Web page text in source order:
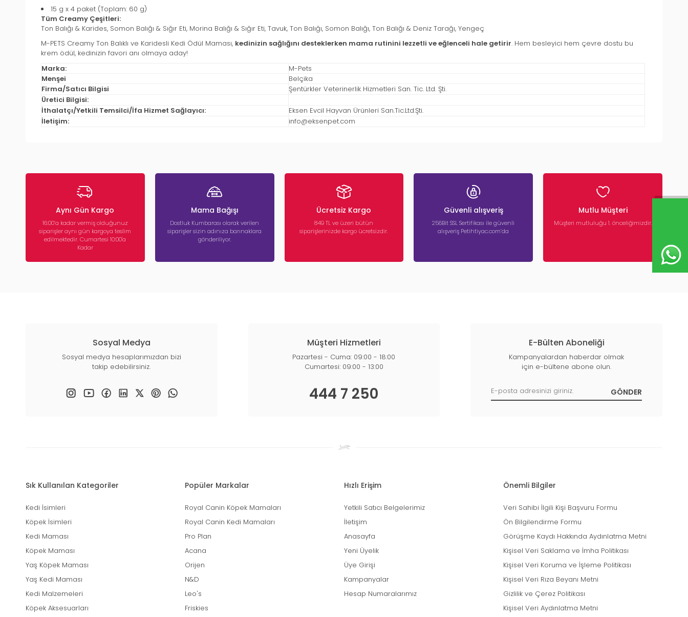
15 g x 4 paket (Toplam: 60 g)
Tüm Creamy Çeşitleri:
Ton Balığı & Karides, Somon Balığı & Sığır Eti, Morina Balığı & Sığır Eti, Tavuk, Ton Balığı, Somon Balığı, Ton Balığı & Deniz Tarağı, Yengeç
M-PETS Creamy Ton Balıklı ve Karidesli Kedi Ödül Maması, kedinizin sağlığını desteklerken mama rutinini lezzetli ve eğlenceli hale getirir. Hem besleyici hem çevre dostu bu
krem ödül, kedinizin favori anı olmaya aday!
Marka:
M-Pets
Menşei
Belçika
Firma/Satıcı Bilgisi
Şentürkler Veterinerlik Hizmetleri San. Tic. Ltd. Şti.
Üretici Bilgisi:
İthalatçı/Yetkili Temsilci/İfa Hizmet Sağlayıcı:
Eksen Evcil Hayvan Ürünleri San.Tic.Ltd.Şti.
İletişim:
info@eksenpet.com
Aynı Gün Kargo
16:00’a kadar vermiş olduğunuz
siparişler aynı gün kargoya teslim
edilmektedir. Cumartesi 10:00'a
Kadar
Mama Bağışı
Dostluk Kumbarası olarak verilen
siparişler sizin adınıza barınaklara
gönderiliyor.
Ücretsiz Kargo
849 TL ve üzeri bütün
siparişlerinizde kargo ücretsizdir.
Güvenli alışveriş
256Bit SSL Sertifikası ile güvenli
alışveriş Petihtiyac.com’da
Mutlu Müşteri
Müşteri mutluluğu 1. önceliğimizdir.
Sosyal Medya
Sosyal medya hesaplarımızdan bizi
takip edebilirsiniz.
Müşteri Hizmetleri
Pazartesi - Cuma: 09:00 - 18:00
Cumartesi: 09:00 - 13:00
444 7 250
E-Bülten Aboneliği
Kampanyalardan haberdar olmak
için e-bültene abone olun.
Sık Kullanılan Kategoriler
Kedi İsimleri
Köpek İsimleri
Kedi Maması
Köpek Maması
Yaş Köpek Maması
Yaş Kedi Maması
Kedi Malzemeleri
Köpek Aksesuarları
Popüler Markalar
Royal Canin Köpek Mamaları
Royal Canin Kedi Mamaları
Pro Plan
Acana
Orijen
N&D
Leo's
Friskies
Hızlı Erişim
Yetkili Satıcı Belgelerimiz
İletişim
Anasayfa
Yeni Üyelik
Üye Girişi
Kampanyalar
Hesap Numaralarımız
Önemli Bilgiler
Veri Sahibi İlgili Kişi Başvuru Formu
Ön Bilgilendirme Formu
Görüşme Kaydı Hakkında Aydınlatma Metni
Kişisel Veri Saklama ve İmha Politikası
Kişisel Veri Koruma ve İşleme Politikası
Kişisel Veri Rıza Beyanı Metni
Gizlilik ve Çerez Politikası
Kişisel Veri Aydınlatma Metni